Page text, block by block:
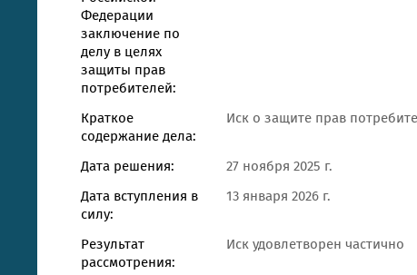
Федерации
заключение по
делу в целях
защиты прав
потребителей:
Краткое
содержание дела:
Иск о защите прав
Дата решения:
27 ноября 2025 г.
Дата вступления в
силу:
13 января 2026 г.
Результат
рассмотрения:
Иск удовлетворен частично